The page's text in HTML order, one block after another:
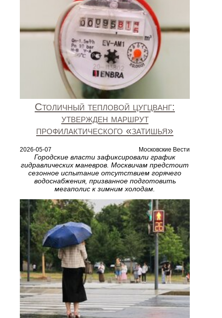
Столичный тепловой цугцванг:
утвержден маршрут
профилактического «затишья»
2026-05-07 Московские Вести
Городские власти зафиксировали график
гидравлических маневров. Москвичам предстоит
сезонное испытание отсутствием горячего
водоснабжения, призванное подготовить
мегаполис к зимним холодам.